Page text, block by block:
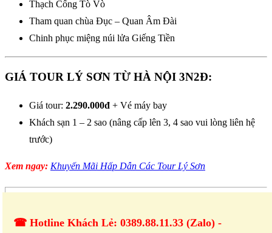
Thạch Cổng Tò Vò
Tham quan chùa Đục – Quan Âm Đài
Chinh phục miệng núi lửa Giếng Tiền
GIÁ TOUR LÝ SƠN TỪ HÀ NỘI 3N2Đ:
Giá tour: 2.290.000đ + Vé máy bay
Khách sạn 1 – 2 sao (nâng cấp lên 3, 4 sao vui lòng liên hệ
trước)
Xem ngay: Khuyến Mãi Hấp Dẫn Các Tour Lý Sơn
☎ Hotline Khách Lẻ: 0389.88.11.33 (Zalo) -